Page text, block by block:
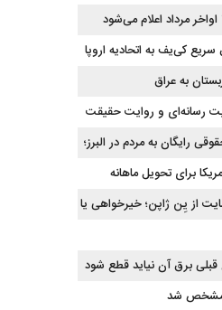
کی‌یف به اتحادیه اروپا
به عراق
رسانه‌ای و روایت حقیقت
حقوقی رایگان به مردم در البرز؛
برای تحویل ماهانه
از یِن ژاپن؛ خیرخواهی یا
برق آن نیاید قطع شود
مشخص شد